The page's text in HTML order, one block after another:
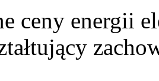
ceny energii